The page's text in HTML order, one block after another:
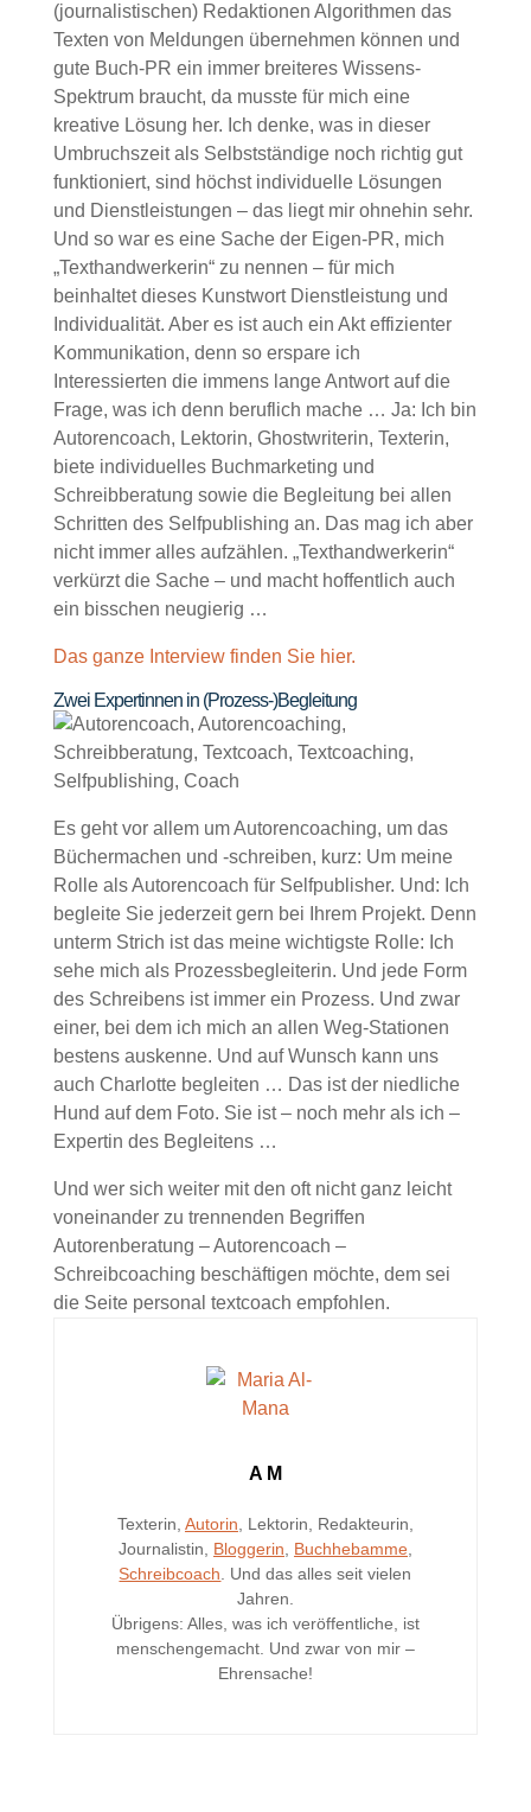
(journalistischen) Redaktionen Algorithmen das
Texten von Meldungen übernehmen können und
gute Buch-PR ein immer breiteres Wissens-
Spektrum braucht, da musste für mich eine
kreative Lösung her. Ich denke, was in dieser
Umbruchszeit als Selbstständige noch richtig gut
funktioniert, sind höchst individuelle Lösungen
und Dienstleistungen – das liegt mir ohnehin sehr.
Und so war es eine Sache der Eigen-PR, mich
„Texthandwerkerin“ zu nennen – für mich
beinhaltet dieses Kunstwort Dienstleistung und
Individualität. Aber es ist auch ein Akt effizienter
Kommunikation, denn so erspare ich
Interessierten die immens lange Antwort auf die
Frage, was ich denn beruflich mache … Ja: Ich bin
Autorencoach, Lektorin, Ghostwriterin, Texterin,
biete individuelles Buchmarketing und
Schreibberatung sowie die Begleitung bei allen
Schritten des Selfpublishing an. Das mag ich aber
nicht immer alles aufzählen. „Texthandwerkerin“
verkürzt die Sache – und macht hoffentlich auch
ein bisschen neugierig …
Das ganze Interview finden Sie hier.
Zwei Expertinnen in (Prozess-)Begleitung
Es geht vor allem um Autorencoaching, um das
Büchermachen und -schreiben, kurz: Um meine
Rolle als Autorencoach für Selfpublisher. Und: Ich
begleite Sie jederzeit gern bei Ihrem Projekt. Denn
unterm Strich ist das meine wichtigste Rolle: Ich
sehe mich als Prozessbegleiterin. Und jede Form
des Schreibens ist immer ein Prozess. Und zwar
einer, bei dem ich mich an allen Weg-Stationen
bestens auskenne. Und auf Wunsch kann uns
auch Charlotte begleiten … Das ist der niedliche
Hund auf dem Foto. Sie ist – noch mehr als ich –
Expertin des Begleitens …
Und wer sich weiter mit den oft nicht ganz leicht
voneinander zu trennenden Begriffen
Autorenberatung – Autorencoach –
Schreibcoaching beschäftigen möchte, dem sei
die Seite personal textcoach empfohlen.
A M
Texterin, Autorin , Lektorin, Redakteurin,
Journalistin, Bloggerin Buchhebamme,
Schreibcoach . Und das alles seit vielen
Jahren.
Übrigens: Alles, was ich veröffentliche, ist
menschengemacht. Und zwar von mir –
Ehrensache!